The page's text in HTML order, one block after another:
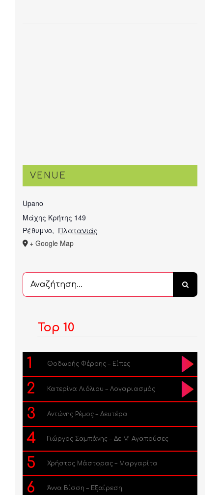
VENUE
Upano
Μάχης Κρήτης 149
Ρέθυμνο, Πλατανιάς
+ Google Map
Αναζήτηση
...
Top 10
1 Θοδωρής Φέρρης – Είπες
2 Κατερίνα Λιόλιου – Λογαριασμός
3 Αντώνης Ρέμος – Δευτέρα
4 Γιώργος Σαμπάνης – Δε Μ’ Αγαπούσες
5 Χρήστος Μάστορας – Μαργαρίτα
6 Άννα Βίσση – Εξαίρεση